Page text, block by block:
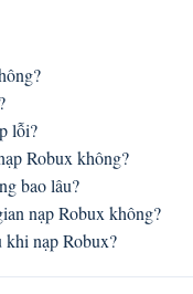
lỗi?
Robux không?
bao lâu?
nạp Robux không?
khi nạp Robux?